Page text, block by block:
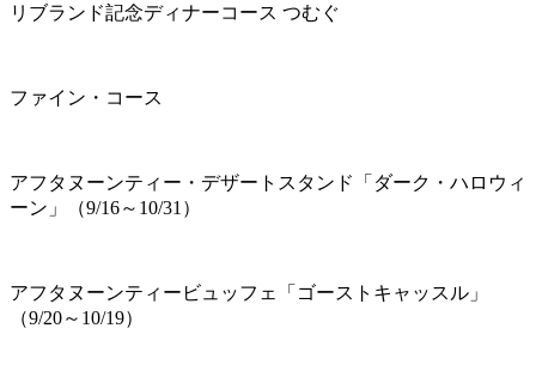
リブランド記念ディナーコース つむぐ
ファイン・コース
アフタヌーンティー・デザートスタンド「ダーク・ハロウィ
ーン」（9/16～10/31）
アフタヌーンティービュッフェ「ゴーストキャッスル」
（9/20～10/19）